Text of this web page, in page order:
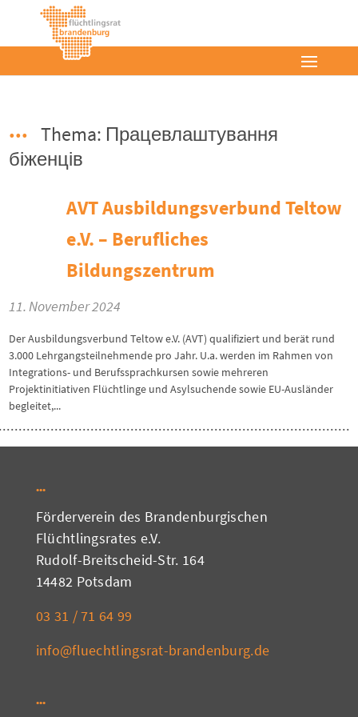
Thema: Працевлаштування
біженців
AVT Ausbildungsverbund Teltow
e.V. – Berufliches
Bildungszentrum
11. November 2024
Der Ausbildungsverbund Teltow e.V. (AVT) qualifiziert und berät rund
3.000 Lehrgangsteilnehmende pro Jahr. U.a. werden im Rahmen von
Integrations- und Berufssprachkursen sowie mehreren
Projektinitiativen Flüchtlinge und Asylsuchende sowie EU-Ausländer
begleitet,...
Förderverein des Brandenburgischen
Flüchtlingsrates e.V.
Rudolf-Breitscheid-Str. 164
14482 Potsdam
03 31 / 71 64 99
info@fluechtlingsrat-brandenburg.de